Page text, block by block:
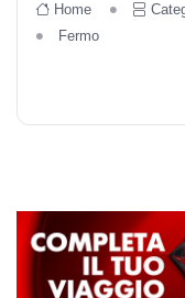
Home
Fermo